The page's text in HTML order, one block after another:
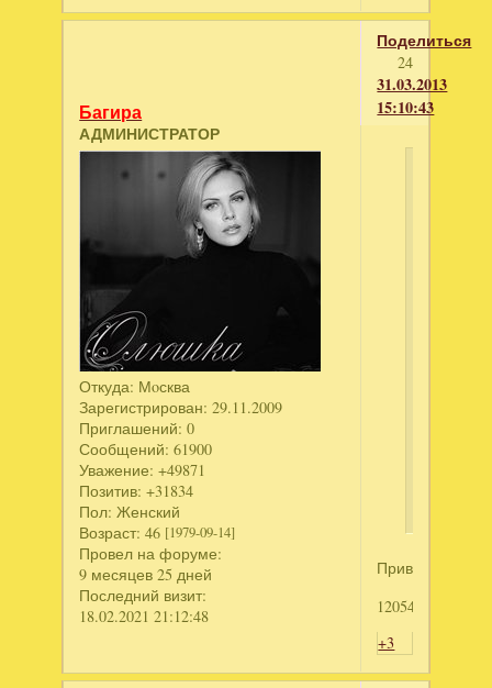
Поделиться
24
31.03.2013
15:10:43
Багира
АДМИНИСТРАТОР
Откуда: Мoсква
Зарегистрирован: 29.11.2009
Приглашений: 0
Сообщений: 61900
Уважение: +49871
Позитив: +31834
Пол: Женский
Возраст: 46 [1979-09-14]
Провел на форуме:
9 месяцев 25 дней
Последний визит:
18.02.2021 21:12:48
Привет!!!
1205449449
+3